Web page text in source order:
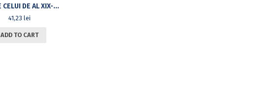
ACTELE CELUI DE AL XIX-LEA COLOCVIU INTERNAȚIONAL AL DEPARTAMENTULUI DE LINGVISTICĂ (BUCUREȘTI, 22‒23 NOIEMBRIE 2019). ROMÂNA ÎN CONTEXT ROMANIC
41,23 lei
ADD TO CART